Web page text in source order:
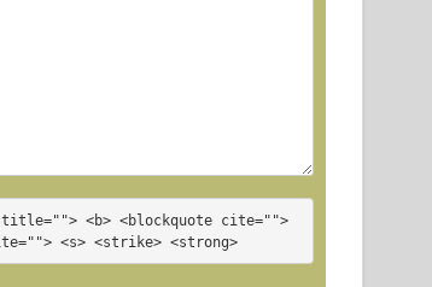
<b> <blockquote cite="">
<s> <strike> <strong>